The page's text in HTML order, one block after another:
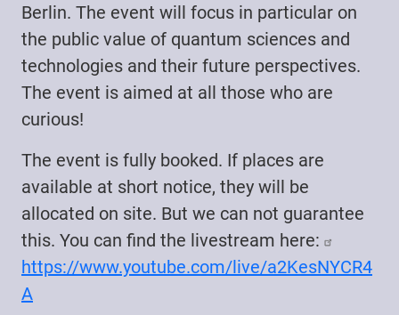
Berlin. The event will focus in particular on
the public value of quantum sciences and
technologies and their future perspectives.
The event is aimed at all those who are
curious!
The event is fully booked. If places are
available at short notice, they will be
allocated on site. But we can not guarantee
this. You can find the livestream here:
https://www.youtube.com/live/a2KesNYCR4
A